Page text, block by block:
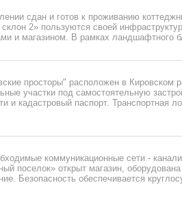
сдан и готов к проживанию
2» пользуются своей
и магазином. В рамках ландшафтного
просторы" расположен в Кировском
участки под самостоятельную
и кадастровый паспорт. Транспортная
коммуникационные сети -
поселок» открыт магазин,
Безопасность обеспечивается